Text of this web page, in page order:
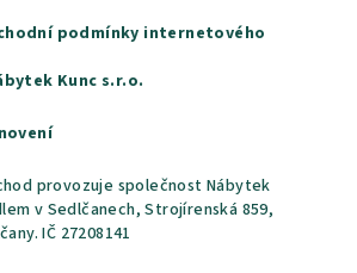
podmínky internetového
Kunc s.r.o.
provozuje společnost Nábytek
v Sedlčanech, Strojírenská 859,
IČ 27208141